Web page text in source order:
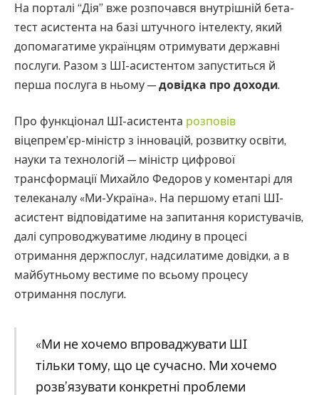
На порталі “Дія” вже розпочався внутрішній бета-
тест асистента на базі штучного інтелекту, який
допомагатиме українцям отримувати державні
послуги. Разом з ШІ-асистентом запуститься й
перша послуга в ньому — довідка про доходи.
Про функціонал ШІ-асистента розповів
віцепрем’єр-міністр з інновацій, розвитку освіти,
науки та технологій — міністр цифрової
трансформації Михайло Федоров у коментарі для
телеканалу «Ми-Україна». На першому етапі ШІ-
асистент відповідатиме на запитання користувачів,
далі супроводжуватиме людину в процесі
отримання держпослуг, надсилатиме довідки, а в
майбутньому вестиме по всьому процесу
отримання послуги.
«Ми не хочемо впроваджувати ШІ
тільки тому, що це сучасно. Ми хочемо
розв’язувати конкретні проблеми